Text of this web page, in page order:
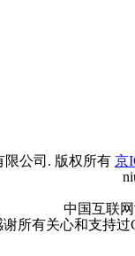
限公司. 版权所有 京
中国互联
谢所有关心和支持过